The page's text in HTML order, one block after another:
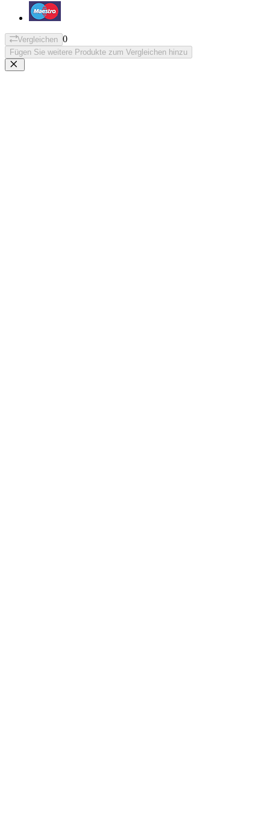
Vergleichen 0
Fügen Sie weitere Produkte zum Vergleichen hinzu